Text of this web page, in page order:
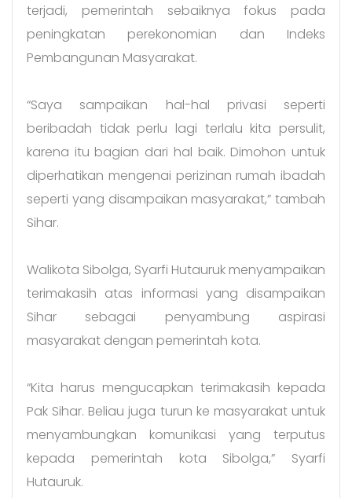
terjadi, pemerintah sebaiknya fokus pada
peningkatan perekonomian dan Indeks
Pembangunan Masyarakat.
“Saya sampaikan hal-hal privasi seperti
beribadah tidak perlu lagi terlalu kita persulit,
karena itu bagian dari hal baik. Dimohon untuk
diperhatikan mengenai perizinan rumah ibadah
seperti yang disampaikan masyarakat,” tambah
Sihar.
Walikota Sibolga, Syarfi Hutauruk menyampaikan
terimakasih atas informasi yang disampaikan
Sihar sebagai penyambung aspirasi
masyarakat dengan pemerintah kota.
“Kita harus mengucapkan terimakasih kepada
Pak Sihar. Beliau juga turun ke masyarakat untuk
menyambungkan komunikasi yang terputus
kepada pemerintah kota Sibolga,” Syarfi
Hutauruk.